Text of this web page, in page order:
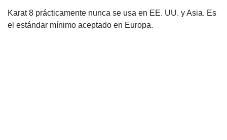
Karat 8 prácticamente nunca se usa en EE. UU. y Asia. Es
el estándar mínimo aceptado en Europa.